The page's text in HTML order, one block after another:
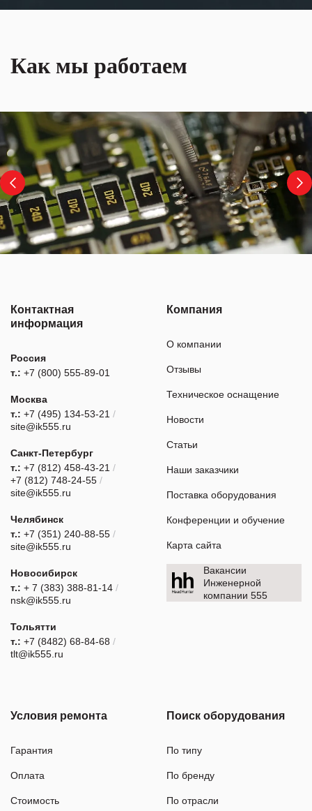
Как мы работаем
Контактная
информация
Россия
т.: +7 (800) 555-89-01
Москва
т.: +7 (495) 134-53-21 /
site@ik555.ru
Санкт-Петербург
т.: +7 (812) 458-43-21 /
+7 (812) 748-24-55 /
site@ik555.ru
Челябинск
т.: +7 (351) 240-88-55 /
site@ik555.ru
Новосибирск
т.: + 7 (383) 388-81-14 /
nsk@ik555.ru
Тольятти
т.: +7 (8482) 68-84-68 /
tlt@ik555.ru
Компания
О компании
Отзывы
Техническое оснащение
Новости
Статьи
Наши заказчики
Поставка оборудования
Конференции и обучение
Карта сайта
Вакансии
Инженерной
компании 555
Условия ремонта
Гарантия
Оплата
Стоимость
Поиск оборудования
По типу
По бренду
По отрасли